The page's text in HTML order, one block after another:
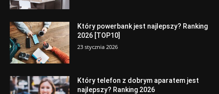
Który powerbank jest najlepszy? Ranking
2026 [TOP10]
23 stycznia 2026
Który telefon z dobrym aparatem jest
najlepszy? Ranking 2026